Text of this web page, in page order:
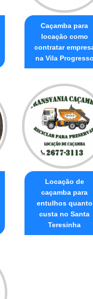
Caçamba para
locação como
contratar
na Vila Progresso
Locação de
caçamba para
entulhos quanto
custa no Santa
Teresinha